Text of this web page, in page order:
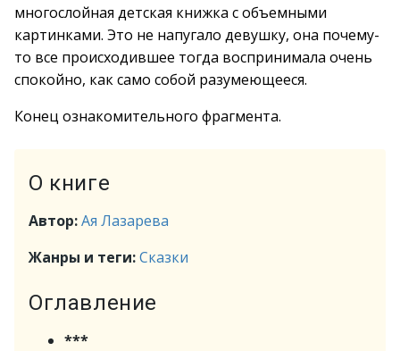
многослойная детская книжка с объемными
картинками. Это не напугало девушку, она почему-
то все происходившее тогда воспринимала очень
спокойно, как само собой разумеющееся.
Конец ознакомительного фрагмента.
О книге
Автор:Ая Лазарева
Жанры и теги:Сказки
Оглавление
***